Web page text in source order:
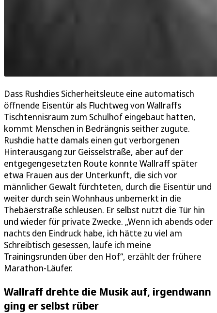
Dass Rushdies Sicherheitsleute eine automatisch
öffnende Eisentür als Fluchtweg von Wallraffs
Tischtennisraum zum Schulhof eingebaut hatten,
kommt Menschen in Bedrängnis seither zugute.
Rushdie hatte damals einen gut verborgenen
Hinterausgang zur Geisselstraße, aber auf der
entgegengesetzten Route konnte Wallraff später
etwa Frauen aus der Unterkunft, die sich vor
männlicher Gewalt fürchteten, durch die Eisentür und
weiter durch sein Wohnhaus unbemerkt in die
Thebäerstraße schleusen. Er selbst nutzt die Tür hin
und wieder für private Zwecke. „Wenn ich abends oder
nachts den Eindruck habe, ich hätte zu viel am
Schreibtisch gesessen, laufe ich meine
Trainingsrunden über den Hof“, erzählt der frühere
Marathon-Läufer.
Wallraff drehte die Musik auf, irgendwann
ging er selbst rüber